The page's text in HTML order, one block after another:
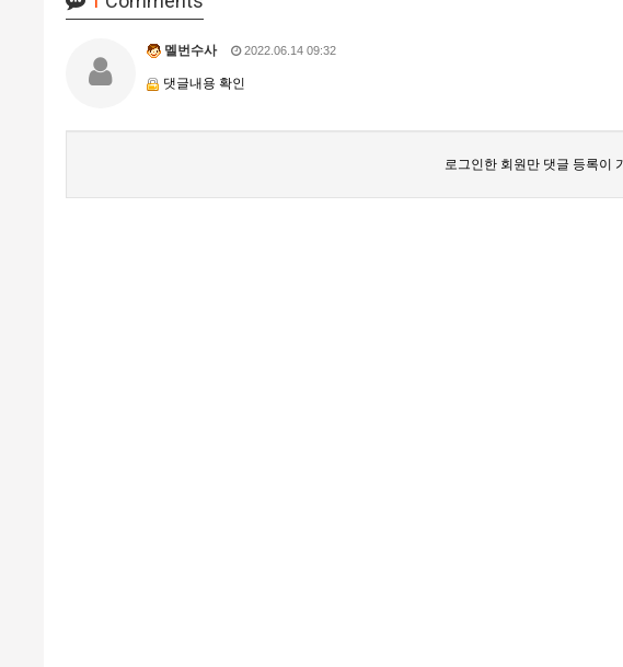
멜번수사 2022.06.14 09:32
댓글내용 확인
로그인한 회원만 댓글 등록이